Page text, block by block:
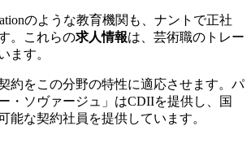
のような教育機関も、ナントで正社
。これらの求人情報は、芸術職のトレー
ます。
約をこの分野の特性に適応させます。パ
・ソヴァージュ」はCDIIを提供し、国
能な契約社員を提供しています。